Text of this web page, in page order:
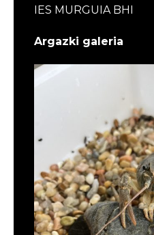
IES MURGUIA BHI
Argazki galeria